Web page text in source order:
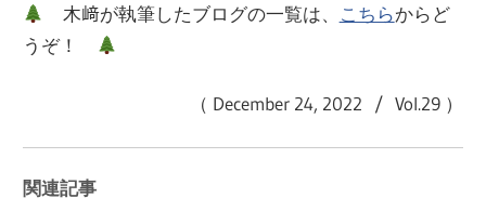
木﨑が執筆したブログの一覧は、 こちらからど
うぞ！
（ December 24, 2022 / Vol.29 ）
関連記事